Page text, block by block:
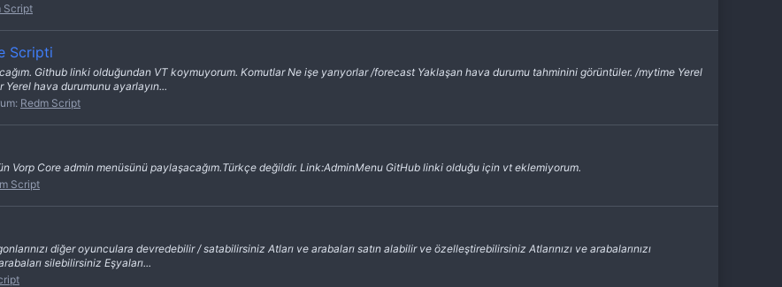
Script
Scripti
Github linki olduğundan VT koymuyorum. Komutlar Ne işe yarıyorlar /forecast Yaklaşan hava durumu tahminini görüntüler. /mytime Yerel
hava durumunu ayarlayın...
Redm Script
Vorp Core admin menüsünü paylaşacağım.Türkçe değildir. Link:AdminMenu GitHub linki olduğu için vt eklemiyorum.
Script
diğer oyunculara devredebilir / satabilirsiniz Atları ve arabaları satın alabilir ve özelleştirebilirsiniz Atlarınızı ve arabalarınızı
silebilirsiniz Eşyaları...